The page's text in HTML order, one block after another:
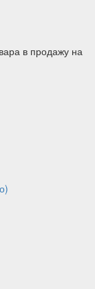
в продажу на